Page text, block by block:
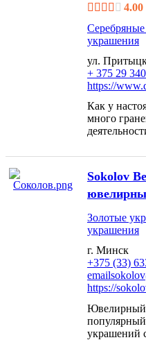
4.00
украшения
ул.
+ 375 29
https://
Как у
много
Sokolov
Золотые
украшения
г. Минск
+375 (33)
https://
украшений